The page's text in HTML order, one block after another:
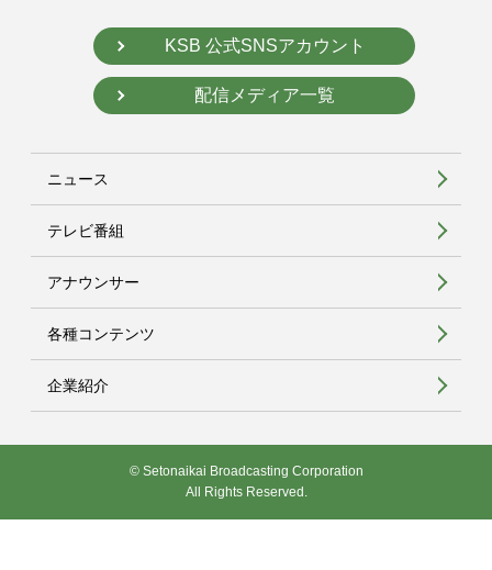
KSB 公式SNSアカウント
配信メディア一覧
ニュース
テレビ番組
アナウンサー
各種コンテンツ
企業紹介
© Setonaikai Broadcasting Corporation
All Rights Reserved.